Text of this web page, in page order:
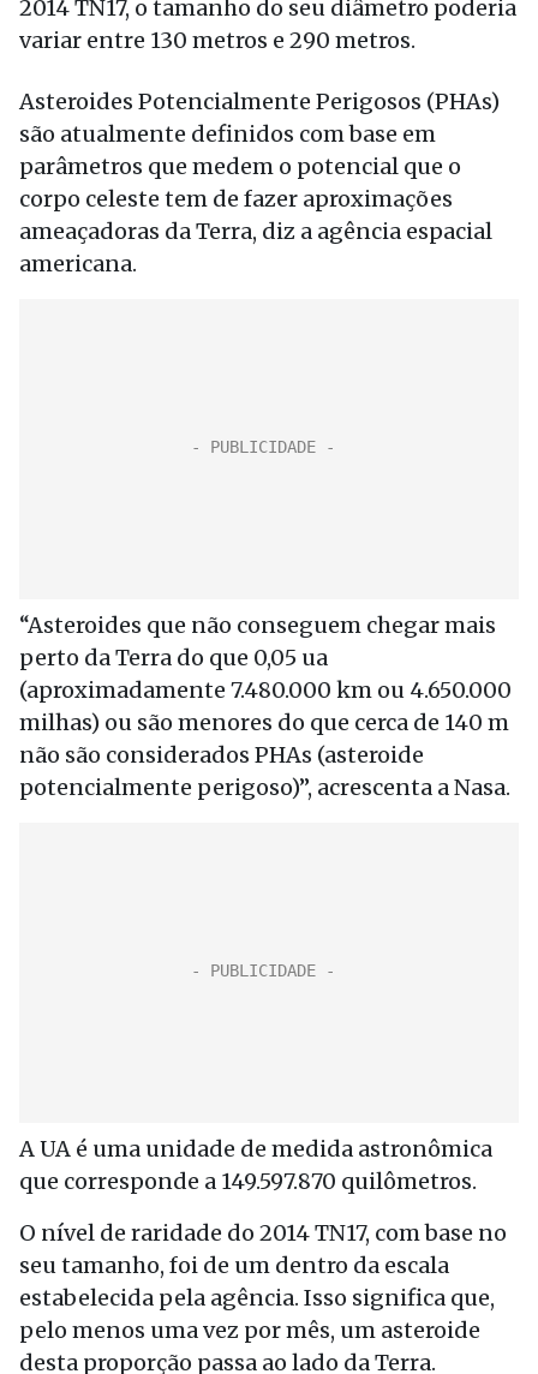
2014 TN17, o tamanho do seu diâmetro poderia
variar entre 130 metros e 290 metros.
Asteroides Potencialmente Perigosos (PHAs)
são atualmente definidos com base em
parâmetros que medem o potencial que o
corpo celeste tem de fazer aproximações
ameaçadoras da Terra, diz a agência espacial
americana.
“Asteroides que não conseguem chegar mais
perto da Terra do que 0,05 ua
(aproximadamente 7.480.000 km ou 4.650.000
milhas) ou são menores do que cerca de 140 m
não são considerados PHAs (asteroide
potencialmente perigoso)”, acrescenta a Nasa.
A UA é uma unidade de medida astronômica
que corresponde a 149.597.870 quilômetros.
O nível de raridade do 2014 TN17, com base no
seu tamanho, foi de um dentro da escala
estabelecida pela agência. Isso significa que,
pelo menos uma vez por mês, um asteroide
desta proporção passa ao lado da Terra.